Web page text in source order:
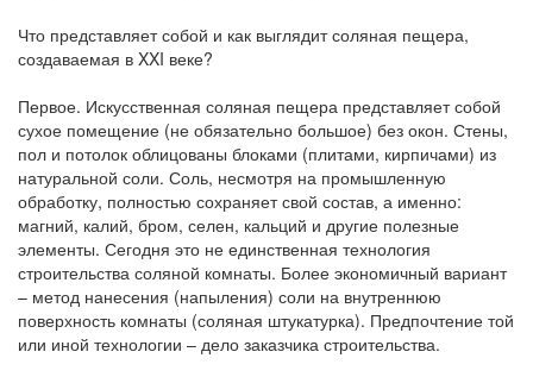
Что представляет собой и как выглядит соляная пещера,
создаваемая в XXI веке?
Первое. Искусственная соляная пещера представляет собой
сухое помещение (не обязательно большое) без окон. Стены,
пол и потолок облицованы блоками (плитами, кирпичами) из
натуральной соли. Соль, несмотря на промышленную
обработку, полностью сохраняет свой состав, а именно:
магний, калий, бром, селен, кальций и другие полезные
элементы. Сегодня это не единственная технология
строительства соляной комнаты. Более экономичный вариант
– метод нанесения (напыления) соли на внутреннюю
поверхность комнаты (соляная штукатурка). Предпочтение той
или иной технологии – дело заказчика строительства.